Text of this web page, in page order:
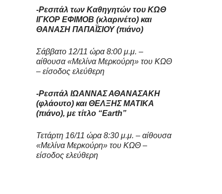
-Ρεσιτάλ των Καθηγητών του ΚΩΘ
ΙΓΚΟΡ ΕΦΙΜΟΒ (κλαρινέτο) και
ΘΑΝΑΣΗ ΠΑΠΑΪΣΙΟΥ (πιάνο)
Σάββατο 12/11 ώρα 8:00 μ.μ. –
αίθουσα «Μελίνα Μερκούρη» του ΚΩΘ
– είσοδος ελεύθερη
-Ρεσιτάλ ΙΩΑΝΝΑΣ ΑΘΑΝΑΣΑΚΗ
(φλάουτο) και ΘΕΛΞΗΣ ΜΑΤΙΚΑ
(πιάνο), με τίτλο “Earth”
Τετάρτη 16/11 ώρα 8:30 μ.μ. – αίθουσα
«Μελίνα Μερκούρη» του ΚΩΘ –
είσοδος ελεύθερη